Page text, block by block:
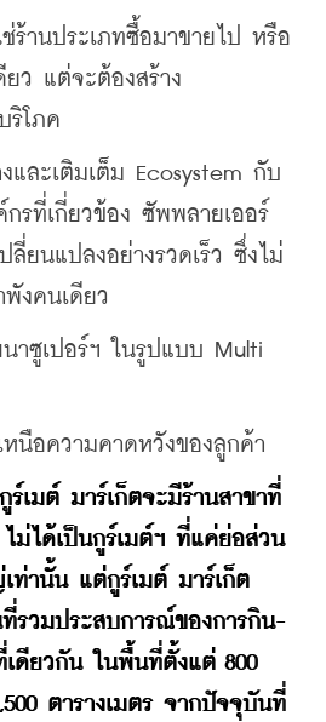
านประเภทซื้อมาขายไป หรือ
ยว แต่จะต้องสร้าง
ริโภค
ละเติมเต็ม Ecosystem กับ
รที่เกี่ยวข้อง ซัพพลายเออร์
ลี่ยนแปลงอย่างรวดเร็ว ซึ่งไม่
พังคนเดียว
เปอร์ฯ ในรูปแบบ Multi
อความคาดหวังของลูกค้า
เมต์ มาร์เก็ตจะมีร้านสาขาที่
ม่ได้เป็นกูร์เมต์ฯ ที่แค่ย่อส่วน
ท่านั้น แต่กูร์เมต์ มาร์เก็ต
รวมประสบการณ์ของการกิน-
ดียวกัน ในพื้นที่ตั้งแต่ 800
ตารางเมตร จากปัจจุบันที่